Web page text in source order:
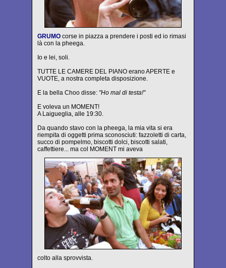
GRUMO corse in piazza a prendere i posti ed io rimasi
là con la pheega.
Io e lei, soli.
TUTTE LE CAMERE DEL PIANO erano APERTE e
VUOTE, a nostra completa disposizione.
E la bella Choo disse: "Ho mal di testa!"
E voleva un MOMENT!
A Laigueglia, alle 19:30.
Da quando stavo con la pheega, la mia vita si era
riempita di oggetti prima sconosciuti: fazzoletti di carta,
succo di pompelmo, biscotti dolci, biscotti salati,
caffettiere... ma col MOMENT mi aveva
colto alla sprovvista.